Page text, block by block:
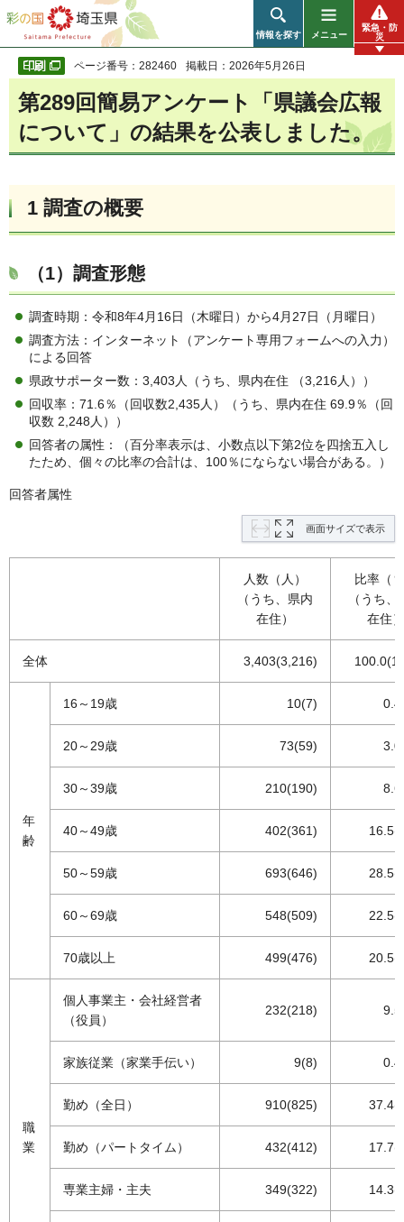
彩の国 埼玉県
情報を探す メニュー
緊急・防
災
ページ番号：282460 掲載日：2026年5月26日
第289回簡易アンケート「県議会広報
について」の結果を公表しました。
1 調査の概要
（1）調査形態
調査時期：令和8年4月16日（木曜日）から4月27日（月曜日）
調査方法：インターネット（アンケート専用フォームへの入力）
による回答
県政サポーター数：3,403人（うち、県内在住 （3,216人））
回収率：71.6％（回収数2,435人）（うち、県内在住 69.9％（回
収数 2,248人））
回答者の属性：（百分率表示は、小数点以下第2位を四捨五入し
たため、個々の比率の合計は、100％にならない場合がある。）
回答者属性
画面サイズで表示
人数（人）
（うち、県内
在住）
比率（
（うち、
在住）
全体 3,403(3,216)
年
齢
16～19歳 10(7)
20～29歳 73(59)
30～39歳 210(190)
40～49歳 402(361)
50～59歳 693(646)
60～69歳 548(509)
70歳以上 499(476)
職
業
個人事業主・会社経営者
（役員）
232(218)
家族従業（家業手伝い） 9(8)
勤め（全日） 910(825)
勤め（パートタイム） 432(412)
専業主婦・主夫 349(322)